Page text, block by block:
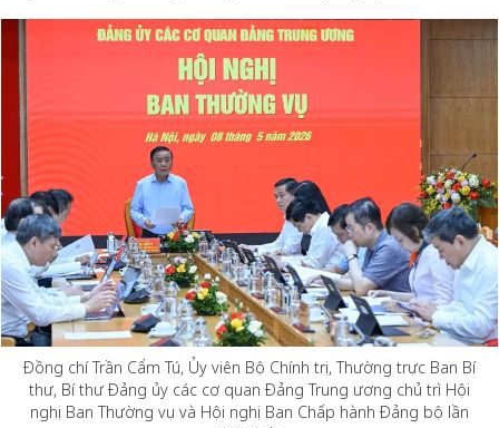
Đồng chí Trần Cẩm Tú, Ủy viên Bộ Chính trị, Thường trực Ban Bí
thư, Bí thư Đảng ủy các cơ quan Đảng Trung ương chủ trì Hội
nghị Ban Thường vụ và Hội nghị Ban Chấp hành Đảng bộ lần